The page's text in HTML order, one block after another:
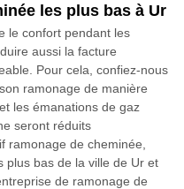
les plus bas à Ur
le confort pendant les
aussi la facture
Pour cela, confiez-nous
ramonage de manière
les émanations de gaz
seront réduits
ramonage de cheminée,
plus bas de la ville de Ur et
de ramonage de